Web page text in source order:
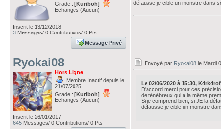
Grade : [Kuriboh]
Echanges (Aucun)
Inscrit le 13/12/2018
3 Messages/ 0 Contributions/ 0 Pts
Message Privé
défausse je cible un monstre dans
Ryokai08
Hors Ligne
Membre Inactif depuis le
21/07/2025
Grade : [Kuriboh]
Echanges (Aucun)
Inscrit le 26/01/2017
645 Messages/ 0 Contributions/ 0 Pts
Envoyé par Ryokai08 le Mardi
Le 02/06/2020 à 15:30,
D'accord merci pour ces
de ténébreux qui a la même
Si je comprend bien, si JE la
défausse je cible un monstre